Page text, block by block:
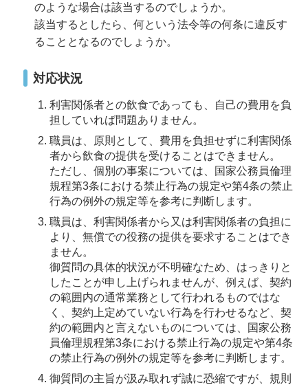
のような場合は該当するのでしょうか。
該当するとしたら、何という法令等の何条に違反す
ることとなるのでしょうか。
対応状況
利害関係者との飲食であっても、自己の費用を負
担していれば問題ありません。
職員は、原則として、費用を負担せずに利害関係
者から飲食の提供を受けることはできません。
ただし、個別の事案については、国家公務員倫理
規程第3条における禁止行為の規定や第4条の禁止
行為の例外の規定等を参考に判断します。
職員は、利害関係者から又は利害関係者の負担に
より、無償での役務の提供を要求することはでき
ません。
御質問の具体的状況が不明確なため、はっきりと
したことが申し上げられませんが、例えば、契約
の範囲内の通常業務として行われるものではな
く、契約上定めていない行為を行わせるなど、契
約の範囲内と言えないものについては、国家公務
員倫理規程第3条における禁止行為の規定や第4条
の禁止行為の例外の規定等を参考に判断します。
御質問の主旨が汲み取れず誠に恐縮ですが、規則